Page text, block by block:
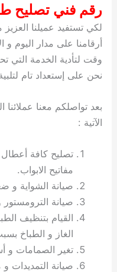
رقم فني تصليح
لكي تستفيد عميلنا العزيز
أرقامنا على مدار اليوم
وقت لتأدية الخدمة التي
نحن على إستعداد تام
بعد تواصلكم معنا
الآتية :
تصليح كافة
مفاتيح الابواب.
صيانة الشواية و
صيانة
القيام بتنظيف
الغاز و الطباخ
تغير الصمامات و
صيانة التمديدات